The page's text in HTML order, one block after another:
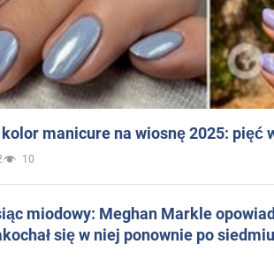
manicure na wiosnę 2025: pięć
10
miodowy: Meghan Markle
się w niej ponownie po